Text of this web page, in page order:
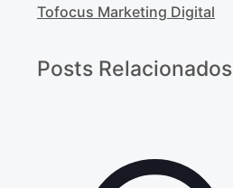
Tofocus Marketing Digital
Posts Relacionados